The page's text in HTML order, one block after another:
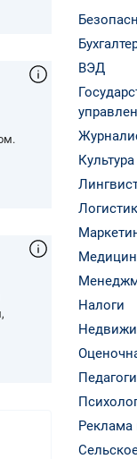
ВЭД
Налоги
Реклама